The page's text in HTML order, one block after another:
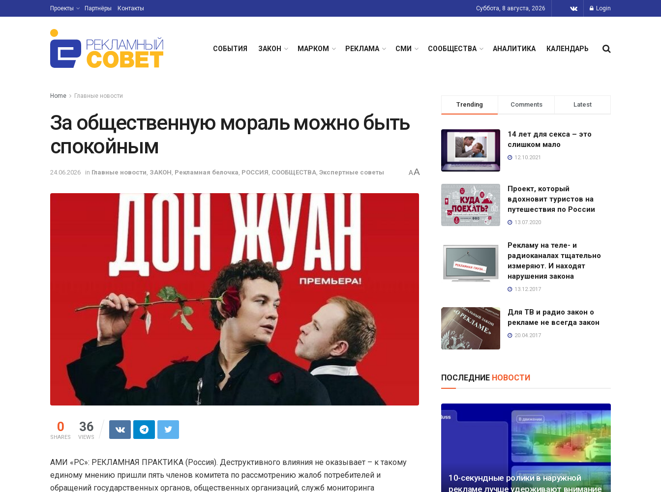
Проекты Партнёры Контакты Суббота, 8 августа, 2026 Login
СОБЫТИЯ ЗАКОН МАРКОМ РЕКЛАМА СМИ СООБЩЕСТВА АНАЛИТИКА КАЛЕНДАРЬ
Home Главные новости
За общественную мораль можно быть
спокойным
24.06.2026 in Главные новости ЗАКОН Рекламная белочка РОССИЯ СООБЩЕСТВА Экспертные советы AA
0
SHARES
36
VIEWS
АМИ «РС»: РЕКЛАМНАЯ ПРАКТИКА (Россия). Деструктивного влияния не оказывает – к такому
единому мнению пришли пять членов комитета по рассмотрению жалоб потребителей и
обращений государственных органов, общественных организаций, служб мониторинга
Trending Comments Latest
14 лет для секса – это
слишком мало
12.10.2021
Проект, который
вдохновит туристов на
путешествия по России
13.07.2020
Рекламу на теле- и
радиоканалах тщательно
измеряют. И находят
нарушения закона
13.12.2017
Для ТВ и радио закон о
рекламе не всегда закон
20.04.2017
ПОСЛЕДНИЕ НОВОСТИ
10-секундные ролики в наружной
рекламе лучше удерживают внимание